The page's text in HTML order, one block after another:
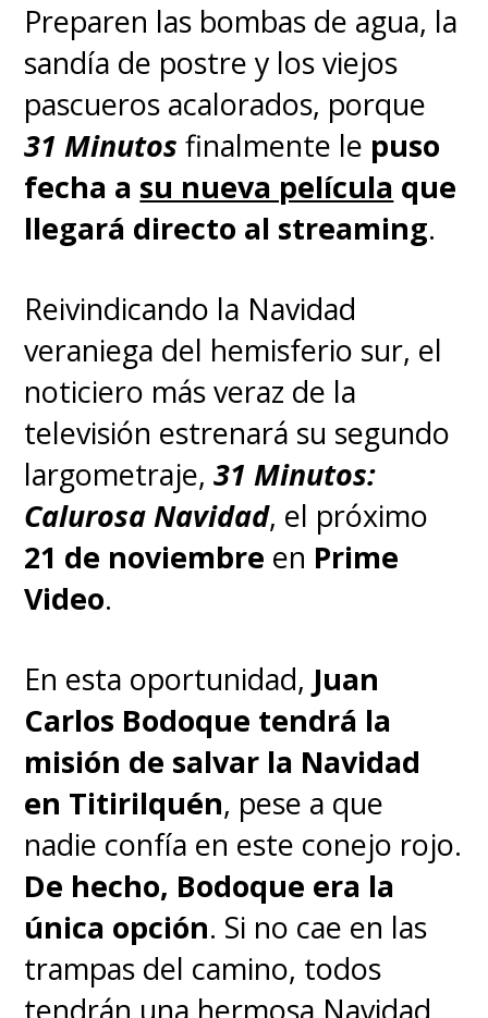
Preparen las bombas de agua, la
sandía de postre y los viejos
pascueros acalorados, porque
31 Minutos finalmente le puso
fecha a su nueva película que
llegará directo al streaming.
Reivindicando la Navidad
veraniega del hemisferio sur, el
noticiero más veraz de la
televisión estrenará su segundo
largometraje,31 Minutos:
Calurosa Navidad, el próximo
21 de noviembre en Prime
Video.
En esta oportunidad, Juan
Carlos Bodoque tendrá la
misión de salvar la Navidad
en Titirilquén, pese a que
nadie confía en este conejo rojo.
De hecho, Bodoque era la
única opción. Si no cae en las
trampas del camino, todos
tendrán una hermosa Navidad.